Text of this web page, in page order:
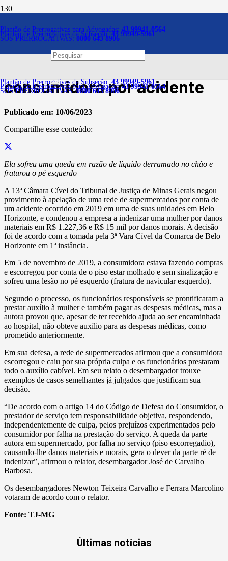
Plantão de Prerrogativas para Advogadas: 43 99941-0564
Plantão de Prerrogativas da Subseção:43 99949-5961
SOS PRERROGATIVAS:0800 643 8906
Plantão de Prerrogativas da Subseção:43 99949-5961
Plantão de Prerrogativas para Advogadas:43 99941-0564
SOS PRERROGATIVAS:0800 643 8906
Rede de supermercados da
capital deve indenizar
consumidora por acidente
Publicado em: 10/06/2023
Compartilhe esse conteúdo:
Ela sofreu uma queda em razão de líquido derramado no chão e
fraturou o pé esquerdo
A 13ª Câmara Cível do Tribunal de Justiça de Minas Gerais negou
provimento à apelação de uma rede de supermercados por conta de
um acidente ocorrido em 2019 em uma de suas unidades em Belo
Horizonte, e condenou a empresa a indenizar uma mulher por danos
materiais em R$ 1.227,36 e R$ 15 mil por danos morais. A decisão
foi de acordo com a tomada pela 3ª Vara Cível da Comarca de Belo
Horizonte em 1ª instância.
Em 5 de novembro de 2019, a consumidora estava fazendo compras
e escorregou por conta de o piso estar molhado e sem sinalização e
sofreu uma lesão no pé esquerdo (fratura de navicular esquerdo).
Segundo o processo, os funcionários responsáveis se prontificaram a
prestar auxílio à mulher e também pagar as despesas médicas, mas a
autora provou que, apesar de ter recebido ajuda ao ser encaminhada
ao hospital, não obteve auxílio para as despesas médicas, como
prometido anteriormente.
Em sua defesa, a rede de supermercados afirmou que a consumidora
escorregou e caiu por sua própria culpa e os funcionários prestaram
todo o auxílio cabível. Em seu relato o desembargador trouxe
exemplos de casos semelhantes já julgados que justificam sua
decisão.
“De acordo com o artigo 14 do Código de Defesa do Consumidor, o
prestador de serviço tem responsabilidade objetiva, respondendo,
independentemente de culpa, pelos prejuízos experimentados pelo
consumidor por falha na prestação do serviço. A queda da parte
autora em supermercado, por falha no serviço (piso escorregadio),
causando-lhe danos materiais e morais, gera o dever da parte ré de
indenizar”, afirmou o relator, desembargador José de Carvalho
Barbosa.
Os desembargadores Newton Teixeira Carvalho e Ferrara Marcolino
votaram de acordo com o relator.
Fonte: TJ-MG
Últimas notícias